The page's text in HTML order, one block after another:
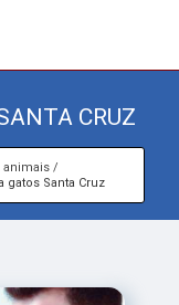
CRUZ
animais
gatos Santa Cruz